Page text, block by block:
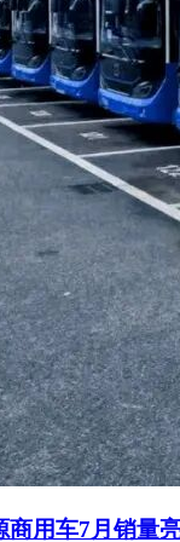
商用车7月销量